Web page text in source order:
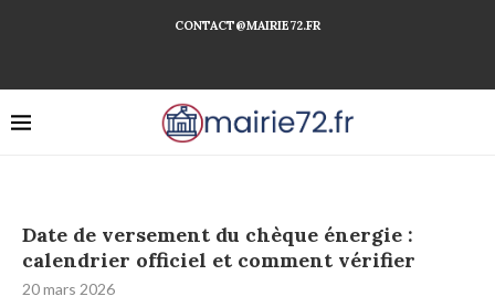
CONTACT@MAIRIE72.FR
Date de versement du chèque énergie :
calendrier officiel et comment vérifier
20 mars 2026